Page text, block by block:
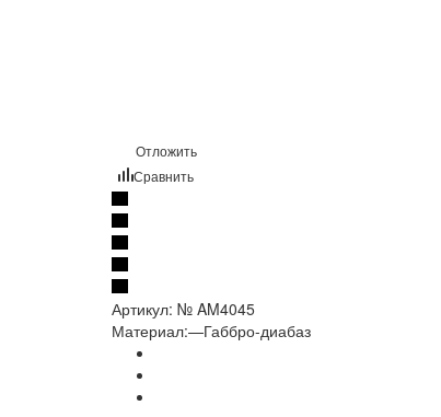
Отложить
Сравнить
Артикул: № AM4045
Материал:—Габбро-диабаз